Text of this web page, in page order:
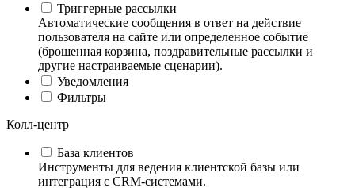
Триггерные рассылки
Автоматические сообщения в ответ на действие
пользователя на сайте или определенное событие
(брошенная корзина, поздравительные рассылки и
другие настраиваемые сценарии).
Уведомления
Фильтры
Колл-центр
База клиентов
Инструменты для ведения клиентской базы или
интеграция с CRM-системами.